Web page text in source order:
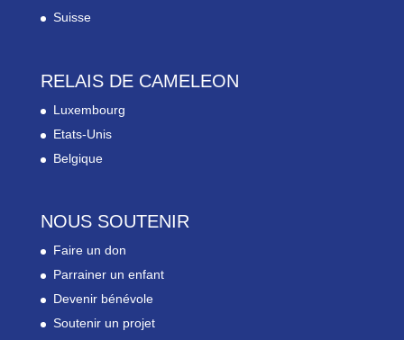
Suisse
RELAIS DE CAMELEON
Luxembourg
Etats-Unis
Belgique
NOUS SOUTENIR
Faire un don
Parrainer un enfant
Devenir bénévole
Soutenir un projet